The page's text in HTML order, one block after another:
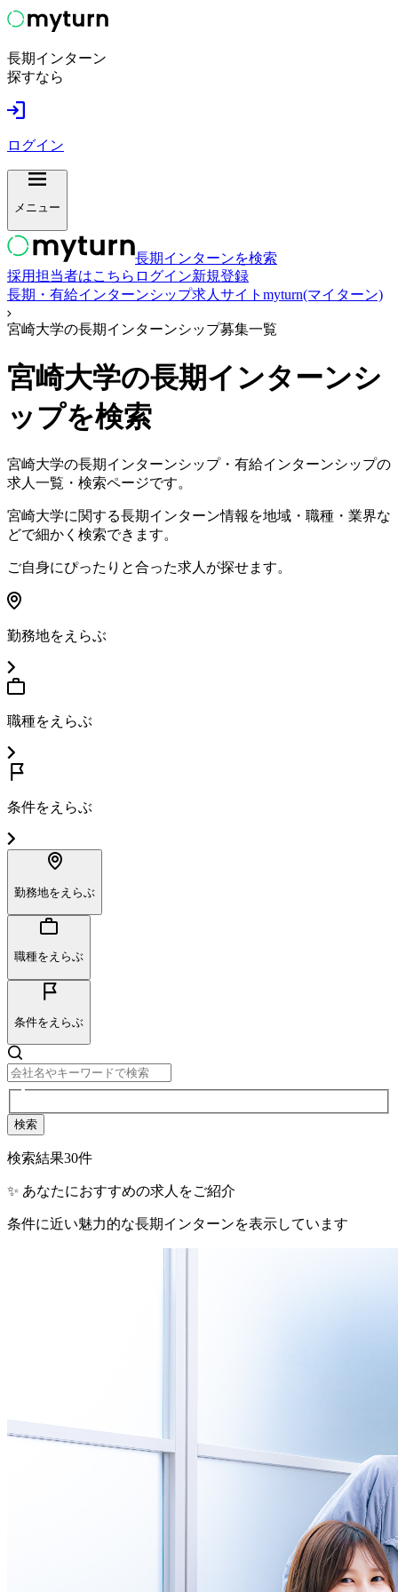
長期インターン
探すなら
ログイン
メニュー
長期インターンを検索
採用担当者はこちら ログイン新規登録
長期・有給インターンシップ求人サイトmyturn(マイターン)
宮崎大学の長期インターンシップ募集一覧
宮崎大学の長期インターンシ
ップを検索
宮崎大学の長期インターンシップ・有給インターンシップの
求人一覧・検索ページです。
宮崎大学に関する長期インターン情報を地域・職種・業界な
どで細かく検索できます。
ご自身にぴったりと合った求人が探せます。
勤務地をえらぶ
職種をえらぶ
条件をえらぶ
勤務地をえらぶ
職種をえらぶ
条件をえらぶ
検索
検索結果30件
✨ あなたにおすすめの求人をご紹介
条件に近い魅力的な長期インターンを表示しています